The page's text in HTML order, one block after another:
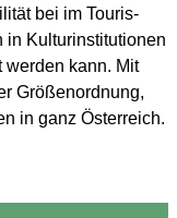
bei im Tou­ris­
in Kul­tur­in­sti­tu­tio­nen
wer­den kann. Mit
Grö­ßen­ord­nung,
in ganz Öster­reich.